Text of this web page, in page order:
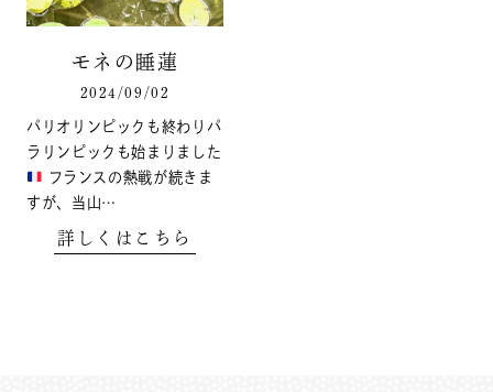
モネの睡蓮
2024/09/02
パリオリンピックも終わりパ
ラリンピックも始まりました
フランスの熱戦が続きま
すが、当山…
詳しくはこちら